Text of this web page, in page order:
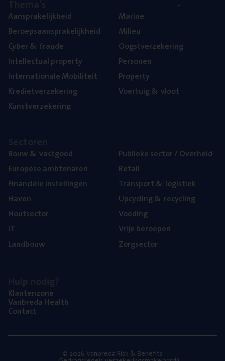
Aan­spra­ke­lijk­heid
Beroeps­aan­spra­ke­lijk­heid
Cyber& fraude
Intel­lec­tu­al property
Inter­na­ti­o­na­le Mobiliteit
Kre­diet­ver­ze­ke­ring
Kunst­ver­ze­ke­ring
Mari­ne
Mili­eu
Oogst­ver­ze­ke­ring
Per­so­nen
Pro­per­ty
Voer­tuig& vloot
Bouw& vastgoed
Euro­pe­se ambtenaren
Finan­ci­ë­le instellingen
Haven
Hout­sec­tor
IT
Land­bouw
Publie­ke sec­tor / Overheid
Retail
Trans­port& logistiek
Upcy­cling& recycling
Voe­ding
Vrije beroe­pen
Zorg­sec­tor
Klan­ten­zo­ne
Van­b­re­da Health
Con­tact
© 2026 Vanbreda Risk & Benefits